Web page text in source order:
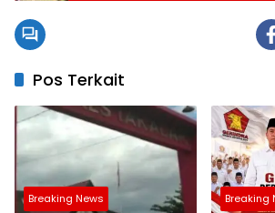
Pos Terkait
Breaking News Breaking